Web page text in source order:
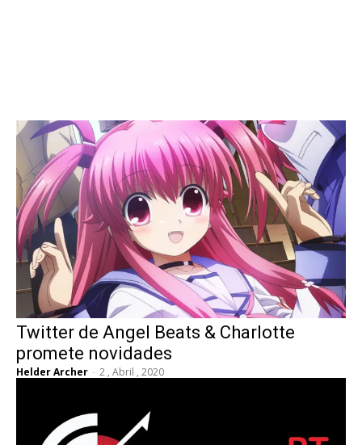
Twitter de Angel Beats & Charlotte
promete novidades
Helder Archer - 2 , Abril , 2020